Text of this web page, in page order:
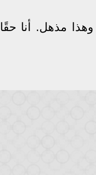
مذهل. أنا حقًا